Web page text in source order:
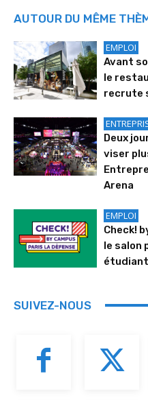
AUTOUR DU MÊME
EMPLOI
Avant
le
recrute
Deux
viser
Arena
EMPLOI
Check!
le salon
SUIVEZ-NOUS